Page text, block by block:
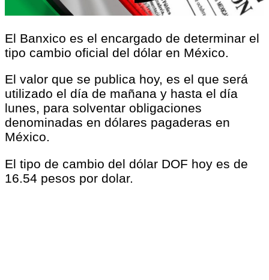
El Banxico es el encargado de determinar el
tipo cambio oficial del dólar en México.
El valor que se publica hoy, es el que será
utilizado el día de mañana y hasta el día
lunes, para solventar obligaciones
denominadas en dólares pagaderas en
México.
El tipo de cambio del dólar DOF hoy es de
16.54 pesos por dolar.